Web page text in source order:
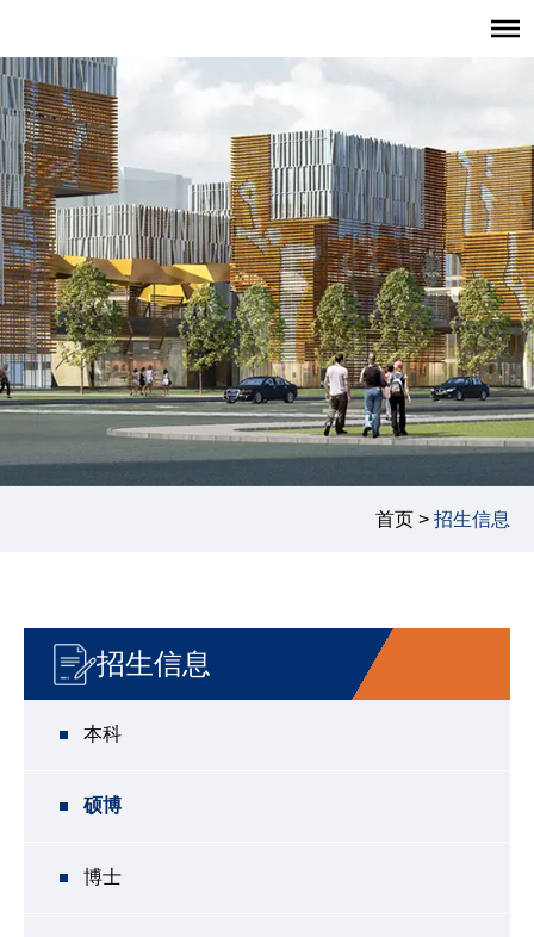
首页
招生报考
职业发展
学生发展
学生活动
学生风采
首页 > 招生信息
招生信息
本科
硕博
博士